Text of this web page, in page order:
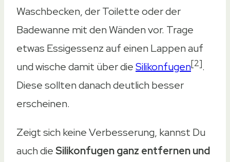
Waschbecken, der Toilette oder der
Badewanne mit den Wänden vor. Trage
etwas Essigessenz auf einen Lappen auf
und wische damit über dieSilikonfugen[2].
Diese sollten danach deutlich besser
erscheinen.
Zeigt sich keine Verbesserung, kannst Du
auch dieSilikonfugen ganz entfernen und